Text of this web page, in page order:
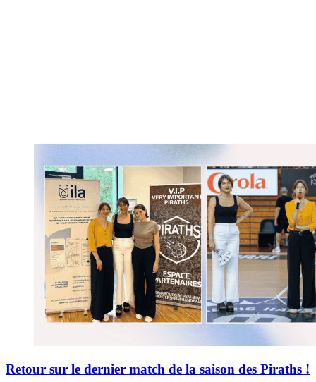
Retour sur le dernier match de la saison des Piraths !